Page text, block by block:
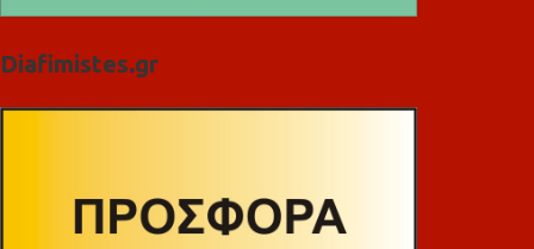
Diafimistes.gr